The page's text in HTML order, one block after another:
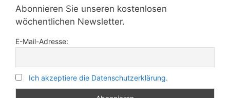
Abonnieren Sie unseren kostenlosen
wöchentlichen Newsletter.
E-Mail-Adresse:
Ich akzeptiere die Datenschutzerklärung.